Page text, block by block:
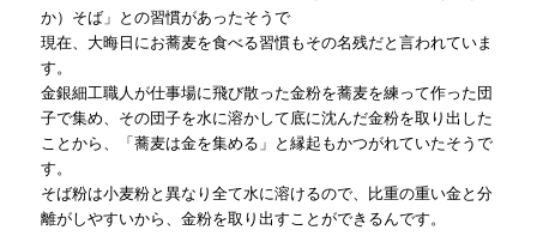
か）そば」との習慣があったそうで
現在、大晦日にお蕎麦を食べる習慣もその名残だと言われていま
す。
金銀細工職人が仕事場に飛び散った金粉を蕎麦を練って作った団
子で集め、その団子を水に溶かして底に沈んだ金粉を取り出した
ことから、「蕎麦は金を集める」と縁起もかつがれていたそうで
す。
そば粉は小麦粉と異なり全て水に溶けるので、比重の重い金と分
離がしやすいから、金粉を取り出すことができるんです。